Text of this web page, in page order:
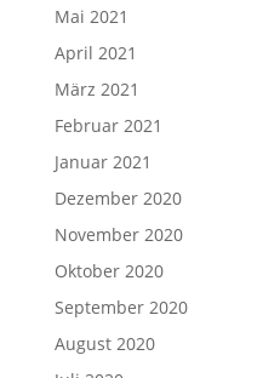
Mai 2021
April 2021
März 2021
Februar 2021
Januar 2021
Dezember 2020
November 2020
Oktober 2020
September 2020
August 2020